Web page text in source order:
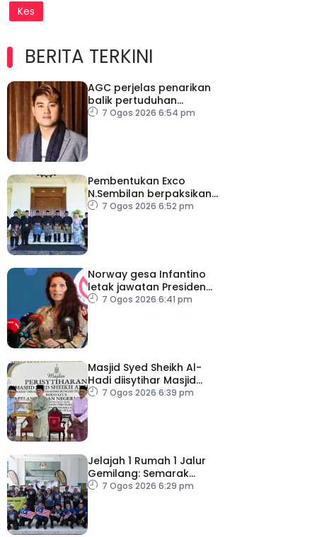
Kes
BERITA TERKINI
AGC perjelas penarikan
balik pertuduhan
terhadap Nicky Liow
7 Ogos 2026 6:54 pm
Pembentukan Exco
N.Sembilan berpaksikan
cekap, integriti dan kerja
7 Ogos 2026 6:52 pm
Norway gesa Infantino
letak jawatan Presiden
FIFA7 Ogos 2026 6:41 pm
Masjid Syed Sheikh Al-
Hadi diisytihar Masjid
Pelancongan Negeri
7 Ogos 2026 6:39 pm
Jelajah 1 Rumah 1 Jalur
Gemilang: Semarak
semangat patriotisme
7 Ogos 2026 6:29 pm